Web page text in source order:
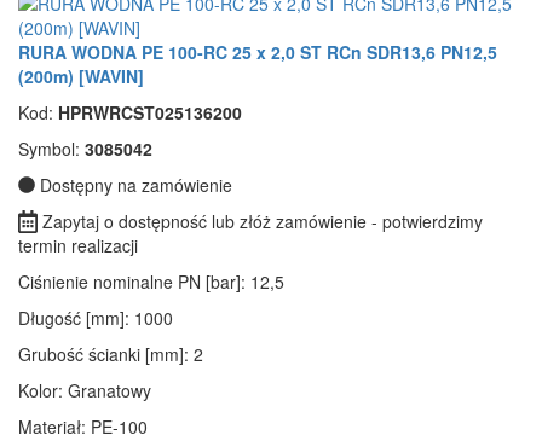
RURA WODNA PE 100-RC 25 x 2,0 ST RCn SDR13,6 PN12,5
(200m) [WAVIN]
Kod: HPRWRCST025136200
Symbol: 3085042
Dostępny na zamówienie
Zapytaj o dostępność lub złóż zamówienie - potwierdzimy
termin realizacji
Ciśnienie nominalne PN [bar]: 12,5
Długość [mm]: 1000
Grubość ścianki [mm]: 2
Kolor: Granatowy
Materiał: PE-100